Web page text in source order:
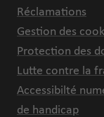
Réclamations
Gestion des
Protection des
Lutte contre la
Accessibilté
de handicap